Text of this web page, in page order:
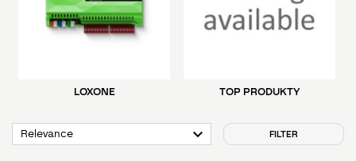
LOXONE TOP PRODUKTY
Relevance  FILTER